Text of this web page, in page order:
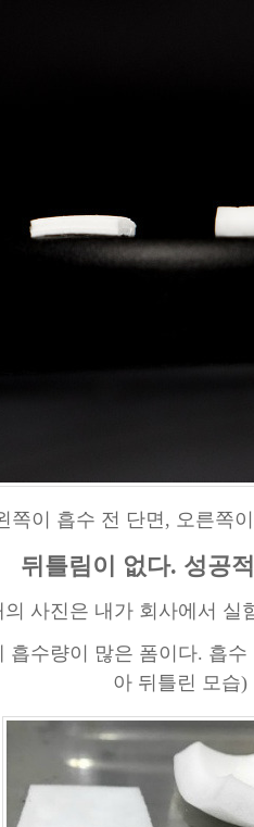
쪽이 흡수 전 단면, 오른쪽
뒤틀림이 없다. 성공
의 사진은 내가 회사에서 실
흡수량이 많은 폼이다. 흡수
아 뒤틀린 모습)